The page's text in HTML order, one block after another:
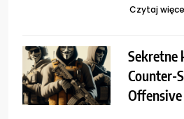
Czytaj
Sekretne
Counter-
Offensive